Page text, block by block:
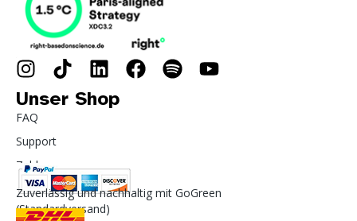
Unser Shop
FAQ
Support
Zahlung
Zuverlässig und nachhaltig mit GoGreen
(Standardversand)